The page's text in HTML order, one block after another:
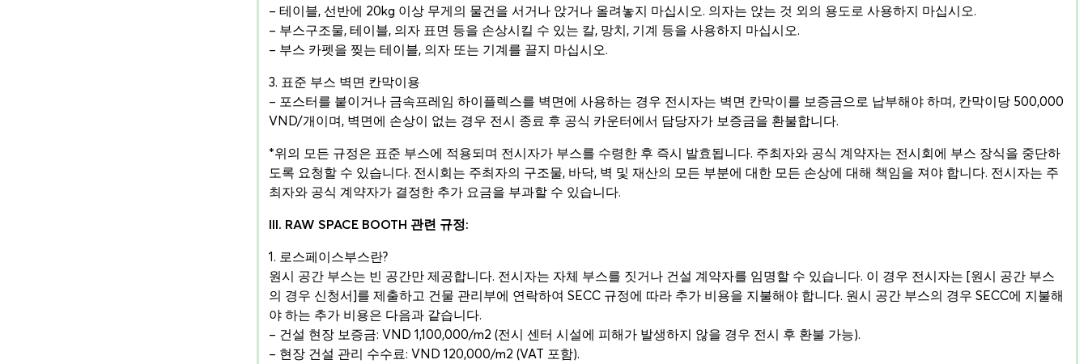
– 테이블, 선반에 20kg 이상 무게의 물건을 서거나 앉거나 올려놓지 마십시오. 의자는 앉는 것 외의 용도로 사용하지 마십시오.
– 부스구조물, 테이블, 의자 표면 등을 손상시킬 수 있는 칼, 망치, 기계 등을 사용하지 마십시오.
– 부스 카펫을 찢는 테이블, 의자 또는 기계를 끌지 마십시오.
3. 표준 부스 벽면 칸막이용
– 포스터를 붙이거나 금속프레임 하이플렉스를 벽면에 사용하는 경우 전시자는 벽면 칸막이를 보증금으로 납부해야 하며, 칸막이당 500,000
VND/개이며, 벽면에 손상이 없는 경우 전시 종료 후 공식 카운터에서 담당자가 보증금을 환불합니다.
*위의 모든 규정은 표준 부스에 적용되며 전시자가 부스를 수령한 후 즉시 발효됩니다. 주최자와 공식 계약자는 전시회에 부스 장식을 중단하
도록 요청할 수 있습니다. 전시회는 주최자의 구조물, 바닥, 벽 및 재산의 모든 부분에 대한 모든 손상에 대해 책임을 져야 합니다. 전시자는 주
최자와 공식 계약자가 결정한 추가 요금을 부과할 수 있습니다.
III. RAW SPACE BOOTH 관련 규정:
1. 로스페이스부스란?
원시 공간 부스는 빈 공간만 제공합니다. 전시자는 자체 부스를 짓거나 건설 계약자를 임명할 수 있습니다. 이 경우 전시자는 [원시 공간 부스
의 경우 신청서]를 제출하고 건물 관리부에 연락하여 SECC 규정에 따라 추가 비용을 지불해야 합니다. 원시 공간 부스의 경우 SECC에 지불해
야 하는 추가 비용은 다음과 같습니다.
– 건설 현장 보증금: VND 1,100,000/m2 (전시 센터 시설에 피해가 발생하지 않을 경우 전시 후 환불 가능).
– 현장 건설 관리 수수료: VND 120,000/m2 (VAT 포함).